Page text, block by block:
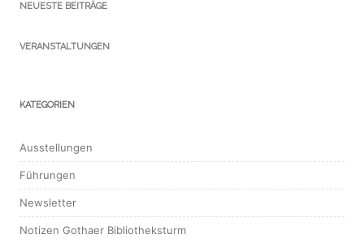
NEUESTE BEITRÄGE
VERANSTALTUNGEN
KATEGORIEN
Ausstellungen
Führungen
Newsletter
Notizen Gothaer Bibliotheksturm